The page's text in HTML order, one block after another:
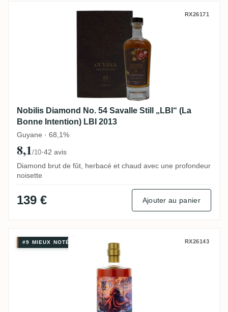
Nobilis Diamond No. 54 Savalle StillRX26171
Nobilis Diamond No. 54 Savalle Still „LBI“ (La
Bonne Intention) LBI 2013
Guyane · 68,1%
8,1/10·42 avis
Diamond brut de fût, herbacé et chaud avec une profondeur
noisette
139 € Ajouter au panier
Rumclub Private Selection Ed. 63 (The
#9 MIEUX NOTÉ RX26143